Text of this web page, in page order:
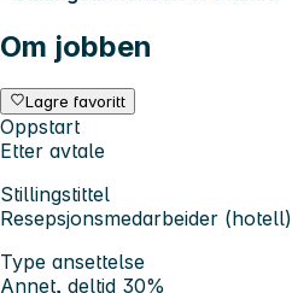
Om jobben
Lagre favoritt
Oppstart
Etter avtale
Stillingstittel
Resepsjonsmedarbeider (hotell)
Type ansettelse
Annet, deltid 30%